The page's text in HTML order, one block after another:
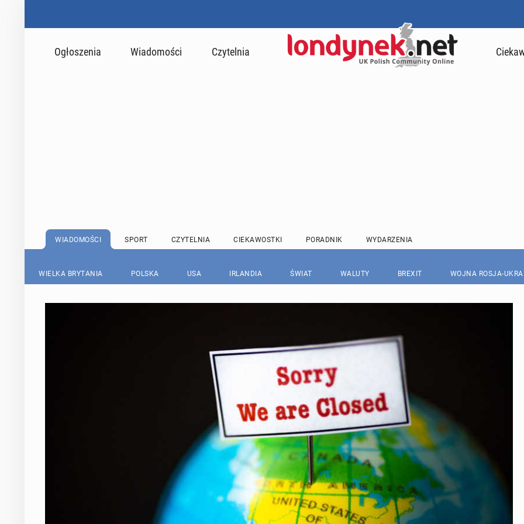
Ogłoszenia Wiadomości Czytelnia
WIADOMOŚCI SPORT CZYTELNIA CIEKAWOSTKI PORADNIK WYDARZENIA
WIELKA BRYTANIA POLSKA USA IRLANDIA ŚWIAT WALUTY BREXIT WOJNA ROSJA-